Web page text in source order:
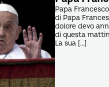
Papa
di Papa
dolore devo
di questa
La sua […]